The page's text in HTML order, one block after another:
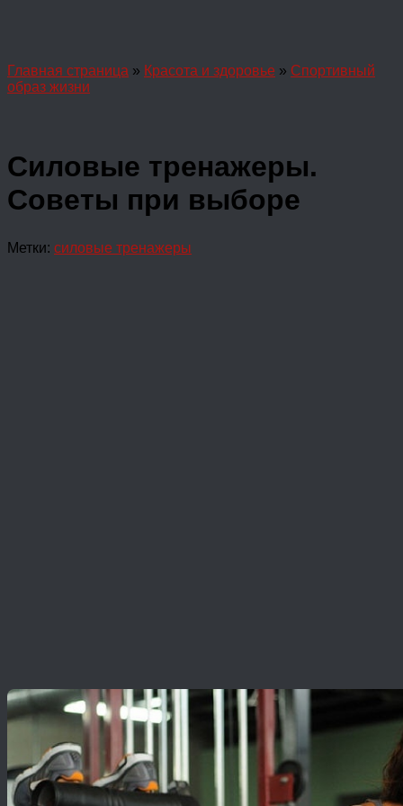
Главная страница » Красота и здоровье » Спортивный
образ жизни
Силовые тренажеры.
Советы при выборе
Метки: силовые тренажеры